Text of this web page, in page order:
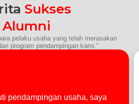
Sukses
Alumni
pelaku usaha yang telah merasakan
program pendampingan kami."
pendampingan usaha, saya